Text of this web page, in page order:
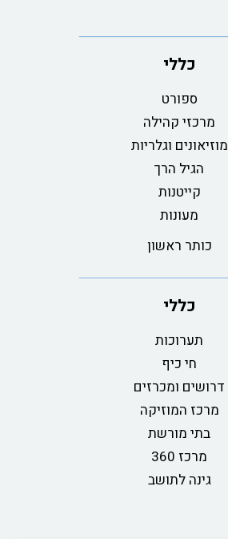
כללי
ספורט
מרכזי קהילה
מוזיאונים וגלריות
הגיל הרך
קייטנות
מעונות
כותר ראשון
כללי
תערוכות
חי כיף
דרושים ומכרזים
מרכז המוזיקה
בתי מורשת
מרכז 360
גינה לתושב